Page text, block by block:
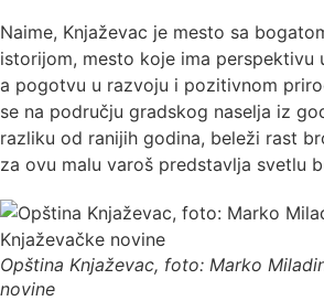
Naime, Knjaževac je mesto sa
istorijom, mesto koje ima perspektivu
a pogotvu u razvoju i pozitivnom
se na području gradskog naselja iz
razliku od ranijih godina, beleži rast
za ovu malu varoš predstavlja svetlu
Opština Knjaževac, foto: Marko
novine